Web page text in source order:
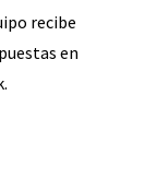
recibe
en